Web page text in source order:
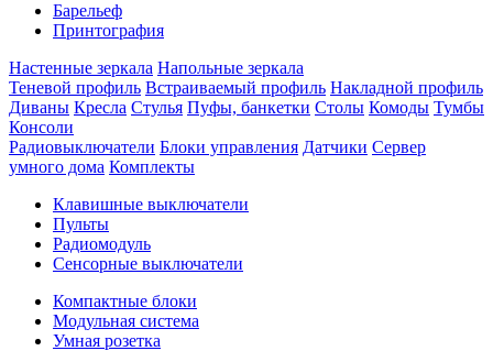
Барельеф
Принтография
Настенные зеркала Напольные зеркала
Теневой профиль Встраиваемый профиль Накладной профиль
Диваны Кресла Стулья Пуфы, банкетки Столы Комоды Тумбы
Консоли
Радиовыключатели Блоки управления Датчики Сервер
умного дома Комплекты
Клавишные выключатели
Пульты
Радиомодуль
Сенсорные выключатели
Компактные блоки
Модульная система
Умная розетка